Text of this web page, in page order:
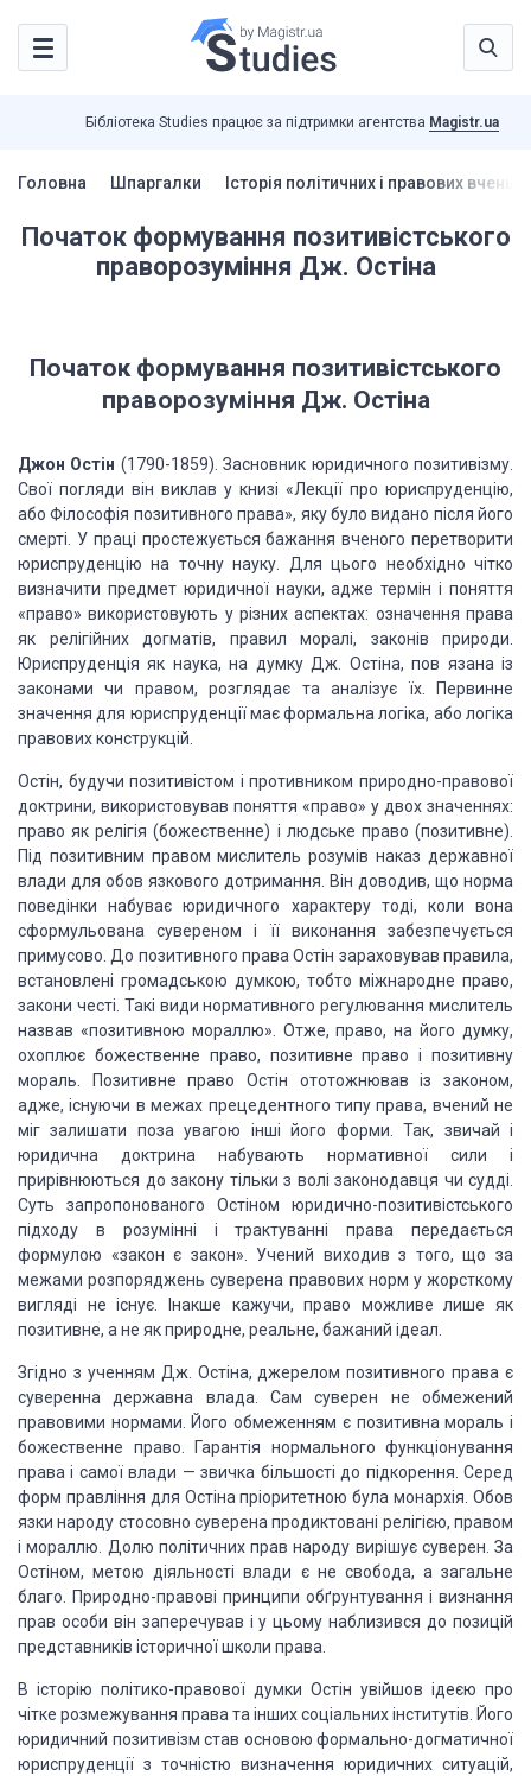
Бібліотека Studies працює за підтримки агентства Magistr.ua
Головна Шпаргалки Історія політичних і правових вчень
Початок формування позитивістського
праворозуміння Дж. Остіна
Початок формування позитивістського
праворозуміння Дж. Остіна
Джон Остін (1790-1859). Засновник юридичного позитивізму.
Свої погляди він виклав у книзі «Лекції про юриспруденцію,
або Філософія позитивного права», яку було видано після його
смерті. У праці простежується бажання вченого перетворити
юриспруденцію на точну науку. Для цього необхідно чітко
визначити предмет юридичної науки, адже термін і поняття
«право» використовують у різних аспектах: означення права
як релігійних догматів, правил моралі, законів природи.
Юриспруденція як наука, на думку Дж. Остіна, пов язана із
законами чи правом, розглядає та аналізує їх. Первинне
значення для юриспруденції має формальна логіка, або логіка
правових конструкцій.
Остін, будучи позитивістом і противником природно-правової
доктрини, використовував поняття «право» у двох значеннях:
право як релігія (божественне) і людське право (позитивне).
Під позитивним правом мислитель розумів наказ державної
влади для обов язкового дотримання. Він доводив, що норма
поведінки набуває юридичного характеру тоді, коли вона
сформульована сувереном і її виконання забезпечується
примусово. До позитивного права Остін зараховував правила,
встановлені громадською думкою, тобто міжнародне право,
закони честі. Такі види нормативного регулювання мислитель
назвав «позитивною мораллю». Отже, право, на його думку,
охоплює божественне право, позитивне право і позитивну
мораль. Позитивне право Остін ототожнював із законом,
адже, існуючи в межах прецедентного типу права, вчений не
міг залишати поза увагою інші його форми. Так, звичай і
юридична доктрина набувають нормативної сили і
прирівнюються до закону тільки з волі законодавця чи судді.
Суть запропонованого Остіном юридично-позитивістського
підходу в розумінні і трактуванні права передається
формулою «закон є закон». Учений виходив з того, що за
межами розпоряджень суверена правових норм у жорсткому
вигляді не існує. Інакше кажучи, право можливе лише як
позитивне, а не як природне, реальне, бажаний ідеал.
Згідно з ученням Дж. Остіна, джерелом позитивного права є
суверенна державна влада. Сам суверен не обмежений
правовими нормами. Його обмеженням є позитивна мораль і
божественне право. Гарантія нормального функціонування
права і самої влади — звичка більшості до підкорення. Серед
форм правління для Остіна пріоритетною була монархія. Обов
язки народу стосовно суверена продиктовані релігією, правом
і мораллю. Долю політичних прав народу вирішує суверен. За
Остіном, метою діяльності влади є не свобода, а загальне
благо. Природно-правові принципи обґрунтування і визнання
прав особи він заперечував і у цьому наблизився до позицій
представників історичної школи права.
В історію політико-правової думки Остін увійшов ідеєю про
чітке розмежування права та інших соціальних інститутів. Його
юридичний позитивізм став основою формально-догматичної
юриспруденції з точністю визначення юридичних ситуацій,